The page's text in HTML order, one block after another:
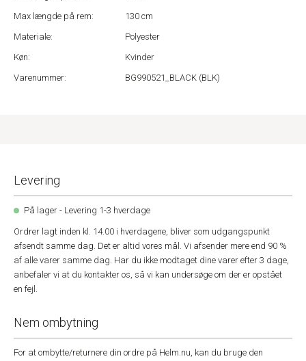
Max længde på rem:
130 cm
Materiale:
Polyester
Køn:
Kvinder
Varenummer:
BG990521_BLACK (BLK)
Levering
På lager - Levering 1-3 hverdage
Ordrer lagt inden kl. 14.00 i hverdagene, bliver som udgangspunkt
afsendt samme dag. Det er altid vores mål. Vi afsender mere end 90 %
af alle varer samme dag. Har du ikke modtaget dine varer efter 3 dage,
anbefaler vi at du kontakter os, så vi kan undersøge om der er opstået
en fejl.
Nem ombytning
For at ombytte/returnere din ordre på Helm.nu, kan du bruge den